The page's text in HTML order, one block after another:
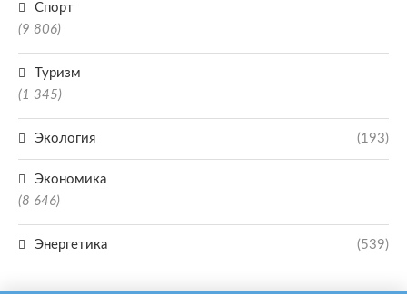
Спорт
(9 806)
Туризм
(1 345)
Экология (193)
Экономика
(8 646)
Энергетика (539)